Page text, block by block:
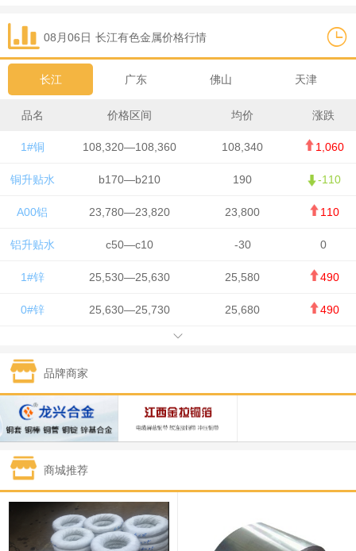
08月06日 长江有色金属价格行情
长江 广东 佛山 天津
品名 价格区间 均价 涨跌
1#铜 108,320—108,360 108,340 1,060
铜升贴水 b170—b210 190 -110
A00铝 23,780—23,820 23,800 110
铝升贴水 c50—c10 -30 0
1#锌 25,530—25,630 25,580 490
0#锌 25,630—25,730 25,680 490
1#锡 434,750—436,750
1#镍 131,200—132,400
1#白银 15,170—15,180 15,175 615
钯金
1#钴 331,000—351,000
88,000—94,000 91,000
品牌商家
商城推荐